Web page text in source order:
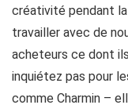
créativité pendant
travailler avec de
acheteurs ce dont
inquiétez pas pour
comme Charmin –